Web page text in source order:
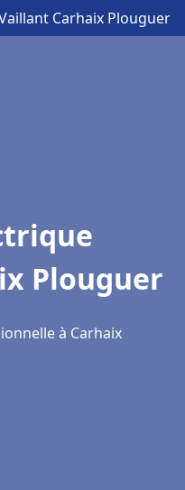
Carhaix Plouguer
Plouguer
à Carhaix